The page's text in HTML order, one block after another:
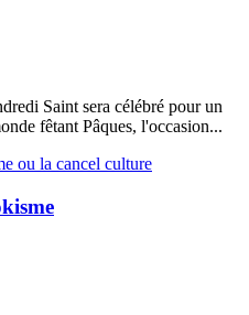
Saint sera célébré pour un
fêtant Pâques, l'occasion...